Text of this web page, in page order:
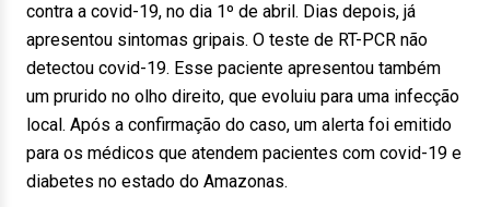
contra a covid-19, no dia 1º de abril. Dias depois, já
apresentou sintomas gripais. O teste de RT-PCR não
detectou covid-19. Esse paciente apresentou também
um prurido no olho direito, que evoluiu para uma infecção
local. Após a confirmação do caso, um alerta foi emitido
para os médicos que atendem pacientes com covid-19 e
diabetes no estado do Amazonas.